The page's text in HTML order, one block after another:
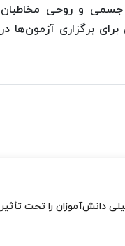
و روحی مخاطبان
برگزاری آزمون‌ها
دانش‌آموزان را تحت